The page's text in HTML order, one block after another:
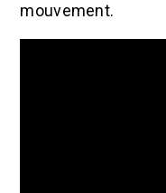
mouvement.